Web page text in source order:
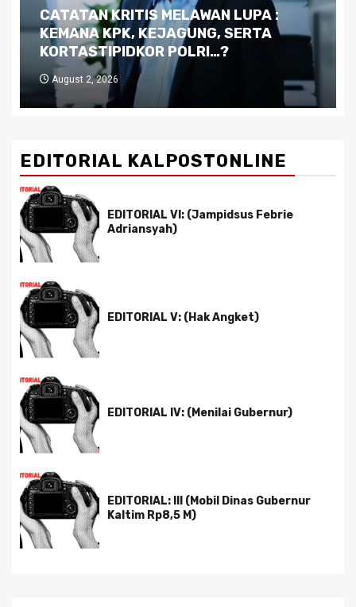
Dilema Kaltim di Tengah Krisis:
Kutukan Sumber Daya Alam dan
Pemimpin yang Tak Kreatif
July 29, 2026
EDITORIAL KALPOSTONLINE
EDITORIAL VI: (Jampidsus Febrie
Adriansyah)
EDITORIAL V: (Hak Angket)
EDITORIAL IV: (Menilai Gubernur)
EDITORIAL: III (Mobil Dinas Gubernur
Kaltim Rp8,5 M)